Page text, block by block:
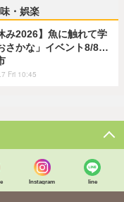
・娯楽
み2026】魚に触れて学
さかな」イベント8/8…
Fri 10:45
Instagram line